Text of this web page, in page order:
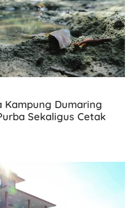
Kampung Dumaring
Sekaligus Cetak